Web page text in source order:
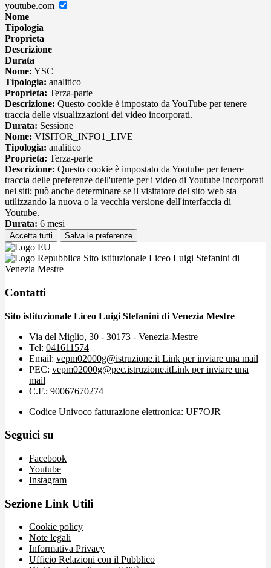
youtube.com
Nome
Tipologia
Proprieta
Descrizione
Durata
Nome: YSC
Tipologia: analitico
Proprieta: Terza-parte
Descrizione: Questo cookie è impostato da YouTube per tenere
traccia delle visualizzazioni dei video incorporati.
Durata: Sessione
Nome: VISITOR_INFO1_LIVE
Tipologia: analitico
Proprieta: Terza-parte
Descrizione: Questo cookie è impostato da Youtube per tenere
traccia delle preferenze dell'utente per i video di Youtube incorporati
nei siti; può anche determinare se il visitatore del sito web sta
utilizzando la nuova o la vecchia versione dell'interfaccia di
Youtube.
Durata: 6 mesi
Accetta tutti Salva le preferenze
Sito istituzionale Liceo Luigi Stefanini di
Venezia Mestre
Contatti
Sito istituzionale Liceo Luigi Stefanini di Venezia Mestre
Via del Miglio, 30 - 30173 - Venezia-Mestre
Tel: 041611574
Email: vepm02000g@istruzione.it Link per inviare una mail
PEC: vepm02000g@pec.istruzione.itLink per inviare una
mail
C.F.: 90067670274
Codice Univoco fatturazione elettronica: UF7OJR
Seguici su
Facebook
Youtube
Instagram
Sezione Link Utili
Cookie policy
Note legali
Informativa Privacy
Ufficio Relazioni con il Pubblico